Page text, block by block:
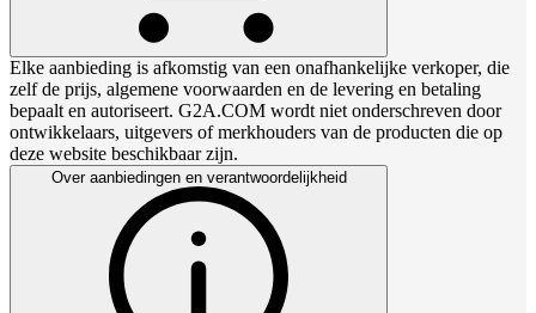
Elke aanbieding is afkomstig van een onafhankelijke verkoper, die
zelf de prijs, algemene voorwaarden en de levering en betaling
bepaalt en autoriseert. G2A.COM wordt niet onderschreven door
ontwikkelaars, uitgevers of merkhouders van de producten die op
deze website beschikbaar zijn.
Over aanbiedingen en verantwoordelijkheid